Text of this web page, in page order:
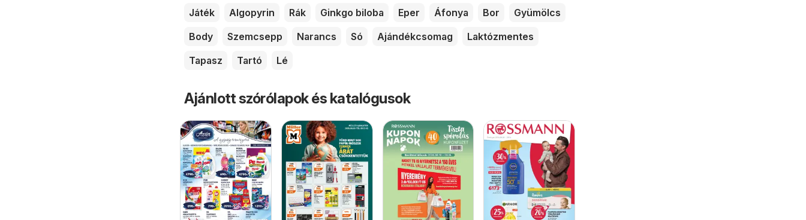
Játék Algopyrin Rák Ginkgo biloba Eper Áfonya Bor
Gyümölcs
Body
Szemcsepp Narancs Só Ajándékcsomag
Laktózmentes
Tapasz
Tartó Lé
Ajánlott szórólapok és katalógusok